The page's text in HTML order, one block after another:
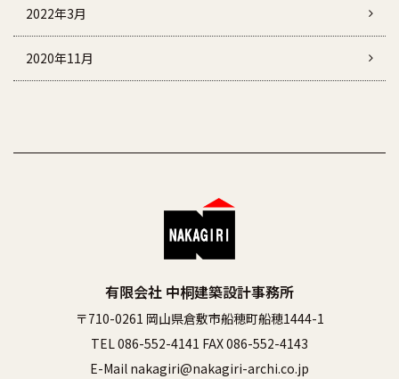
2022年3月
2020年11月
有限会社 中桐建築設計事務所
〒710-0261 岡山県倉敷市船穂町船穂1444-1
TEL 086-552-4141 FAX 086-552-4143
E-Mail nakagiri@nakagiri-archi.co.jp